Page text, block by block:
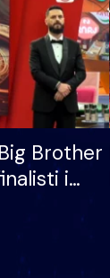
Brother
i